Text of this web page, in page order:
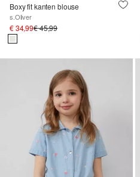
Boxy fit kanten blouse
s.Oliver
€ 34,99€ 45,99